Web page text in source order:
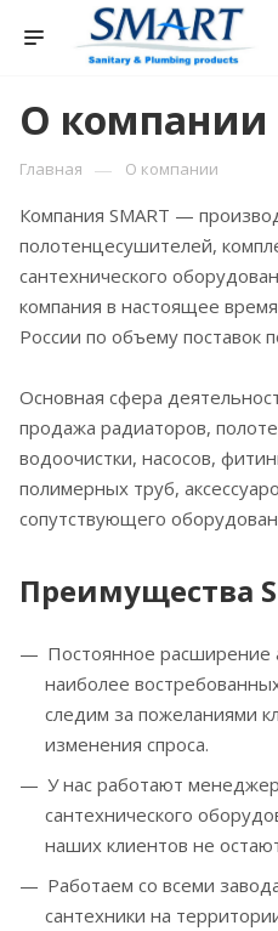
О компании
Главная — О компании
Компания SMART —
полотенцесушителей,
сантехнического
компания в настоящее
России по объему поставок
Основная сфера
продажа радиаторов,
водоочистки, насосов,
полимерных труб,
сопутствующего
Преимущества
Постоянное расширение
наиболее
следим за пожеланиями
изменения спроса.
У нас работают
сантехнического
наших клиентов не
Работаем со всеми
сантехники на